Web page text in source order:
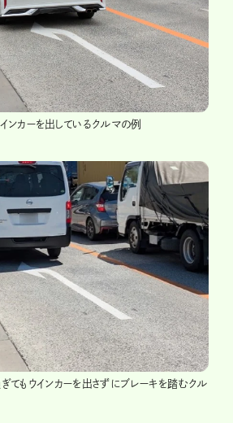
カーを出しているクルマの例
もウインカーを出さずにブレーキを踏むクル